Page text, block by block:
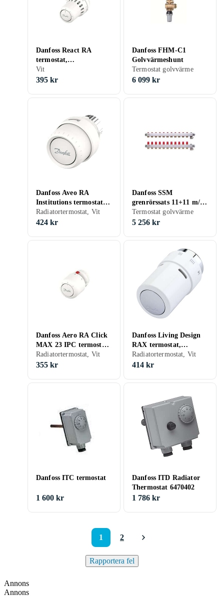
Danfoss React RA
termostat,
snabbkoppling, extern
givare, vit
Vit
395 kr
Danfoss FHM-C1
Golvvärmeshunt
Termostat golvvärme
6 099 kr
Danfoss Aveo RA
Institutions termostat,
snabbkoppling, vit
Radiatortermostat, Vit
424 kr
Danfoss SSM
grenrörssats 11+11 m/
ändstycke
Termostat golvvärme
5 256 kr
Danfoss Aero RA Click
MAX 23 IPC termostat,
vit
Radiatortermostat, Vit
355 kr
Danfoss Living Design
RAX termostat,
vit/krom
Radiatortermostat, Vit
414 kr
Danfoss ITC termostat
1 600 kr
Danfoss ITD Radiator
Thermostat 6470402
1 786 kr
1 2
Rapportera fel
Annons
Annons